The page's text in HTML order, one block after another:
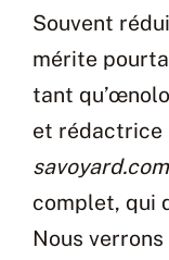
Souvent
mérite
tant
et rédactrice
savoyard.com
complet, qui
Nous